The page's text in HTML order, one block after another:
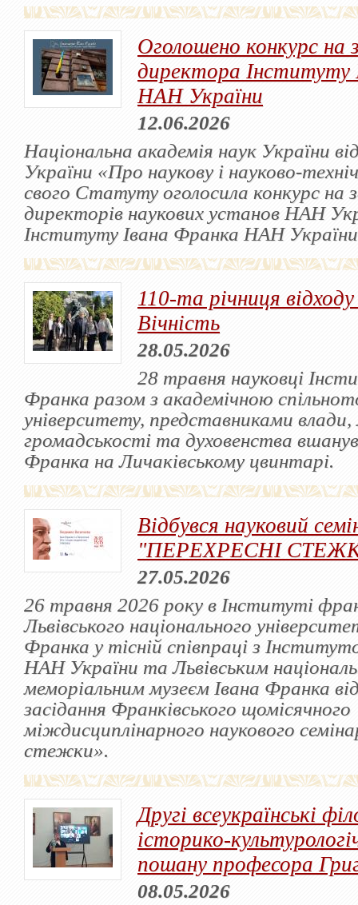
Оголошено конкурс на
директора Інституту
НАН України
12.06.2026
Національна академія наук України
України «Про наукову і науково-
свого Статуту оголосила конкурс на
директорів наукових установ НАН
Інституту Івана Франка НАН
110-та річниця
Вічність
28.05.2026
28 травня науковці
Франка разом з академічною
університету, представниками влади,
громадськості та духовенства
Франка на Личаківському цвинтарі.
Відбувся науковий
"ПЕРЕХРЕСНІ
27.05.2026
26 травня 2026 року в Інституті
Львівського національного
Франка у тісній співпраці з
НАН України та Львівським
меморіальним музеєм Івана Франка
засідання Франківського щомісячного
міждисциплінарного наукового
стежки».
Другі всеукраїнські
історико-
пошану професора
08.05.2026